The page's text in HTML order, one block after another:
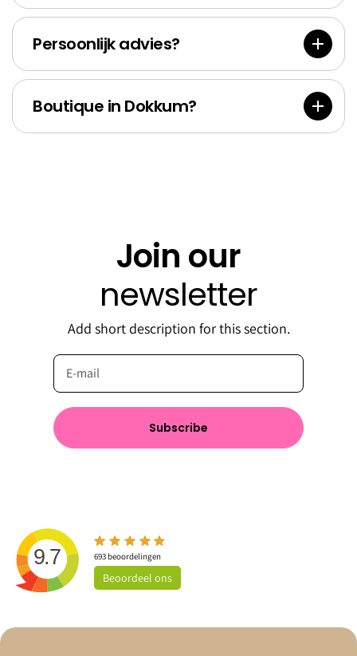
Persoonlijk advies?
Boutique in Dokkum?
Join our
newsletter
Add short description for this section.
Subscribe
9.7 693beoordelingen
Beoordeel ons